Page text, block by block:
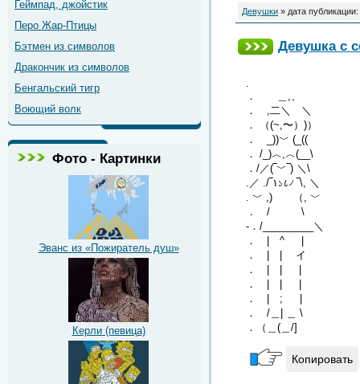
Геймпад, джойстик
Перо Жар-Птицы
Бэтмен из символов
Дракончик из символов
Бенгальский тигр
Воющий волк
Фото - Картинки
Эванс из «Пожиратель душ»
Керли (певица)
Девушки » дата публикации:
Девушка с
.
． ＿,、
． ,二＼ ＼
． （(~,〜）)）
． _))﹀ (_((
． /_)︿,︿(__\
．/／(‾﹀‾) ＼\
.／ ./‾١১८৴ ‾\, ＼
. ﹀ ,) （, ﹀
． / \
-．/_________＼
． | ^ |
． | | イ
． | | |
． | | |
． | ; |
． /＿| ＿ \
．（＿(＿/]
Копировать